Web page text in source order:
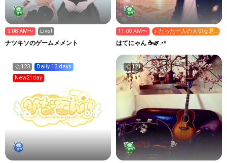
9:08 AM〜 Live!
ナツキソのゲームメメント
11:00 AM〜
♪ たった一人の大切な君
へ。
はてにゃん‪ ☕️🌿.•*
123
Daily 13 days
New21day
121